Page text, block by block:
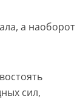
а наоборот
сил,